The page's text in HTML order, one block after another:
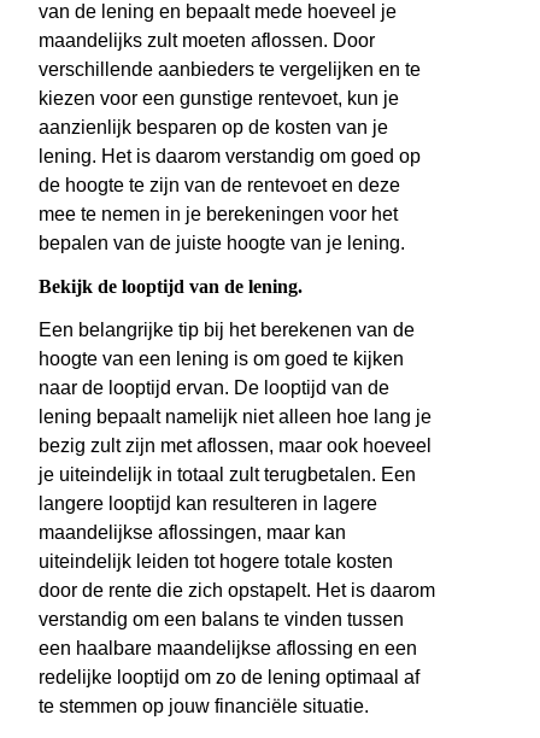
van de lening en bepaalt mede hoeveel je
maandelijks zult moeten aflossen. Door
verschillende aanbieders te vergelijken en te
kiezen voor een gunstige rentevoet, kun je
aanzienlijk besparen op de kosten van je
lening. Het is daarom verstandig om goed op
de hoogte te zijn van de rentevoet en deze
mee te nemen in je berekeningen voor het
bepalen van de juiste hoogte van je lening.
Bekijk de looptijd van de lening.
Een belangrijke tip bij het berekenen van de
hoogte van een lening is om goed te kijken
naar de looptijd ervan. De looptijd van de
lening bepaalt namelijk niet alleen hoe lang je
bezig zult zijn met aflossen, maar ook hoeveel
je uiteindelijk in totaal zult terugbetalen. Een
langere looptijd kan resulteren in lagere
maandelijkse aflossingen, maar kan
uiteindelijk leiden tot hogere totale kosten
door de rente die zich opstapelt. Het is daarom
verstandig om een balans te vinden tussen
een haalbare maandelijkse aflossing en een
redelijke looptijd om zo de lening optimaal af
te stemmen op jouw financiële situatie.